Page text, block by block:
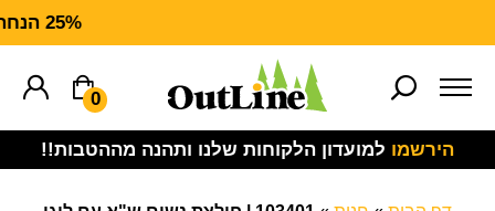
25% הנחה על ציוד מנדף CARHARTT FORCE
0
הירשמו למועדון הלקוחות שלנו ותהנה מההטבות!!